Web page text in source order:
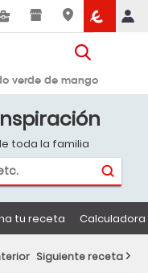
verde de mango
toda la familia
tu receta
Siguiente receta